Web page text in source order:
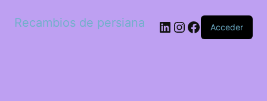
Recambios de persiana LinkedIn
Instagram
Facebook
Acceder